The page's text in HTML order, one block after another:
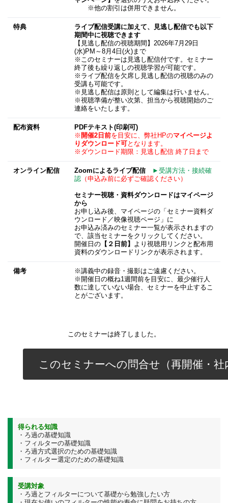
※他の割引は併用できません。
特典
ライブ配信受講に加えて、見逃し配信でも以下
期間中に視聴できます
【見逃し配信の視聴期間】2026年7月29日
(水)PM～8月4日(火)まで
※このセミナーは見逃し配信付です。セミナー
終了後も繰り返しの視聴学習が可能です。
※ライブ配信を欠席し見逃し配信の視聴のみの
受講も可能です。
※見逃し配信は原則として編集は行いません。
※視聴準備が整い次第、担当から視聴開始のご
連絡をいたします。
配布資料
PDFテキスト(印刷可)
※ 開催2日前を目安に、弊社HPのマイページよ
りダウンロード可 となります。
※ダウンロード期限：見逃し配信 終了日まで
オンライン配信 Zoomによるライブ配信
►受講方法・接続確
認（申込み前に必ずご確認ください）
セミナー視聴・資料ダウンロードはマイページ
から
お申し込み後、マイページの「セミナー資料ダ
ウンロード／映像視聴ページ」に
お申込み済みのセミナー一覧が表示されますの
で、該当セミナーをクリックしてください。
開催日の【２日前】
より視聴用リンクと配布用
資料のダウンロードリンクが表示されます。
備考
※講義中の録音・撮影はご遠慮ください。
※開催日の概ね1週間前を目安に、最少催行人
数に達していない場合、セミナーを中止するこ
とがございます。
このセミナーは終了しました。
このセミナーへの問合せ（再開催・社
得られる知識
・ろ過の基礎知識
・フィルターの基礎知識
・ろ過方式選択のための基礎知識
・フィルター選定のための基礎知識
受講対象
・ろ過とフィルターについて基礎から勉強したい方